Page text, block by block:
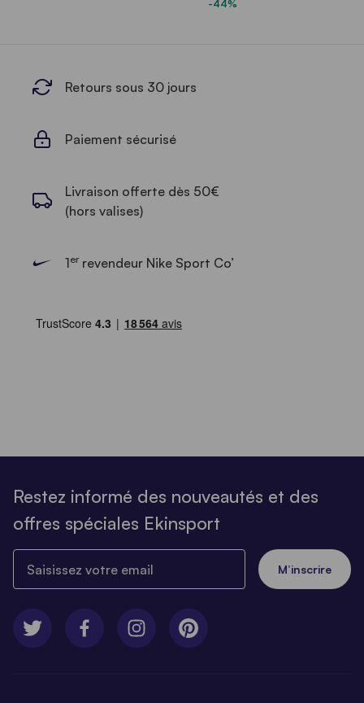
-44%
Retours sous 30 jours
Paiement sécurisé
Livraison offerte dès 50€
(hors valises)
1errevendeur Nike Sport Co’
Restez informé des nouveautés et des
offres spéciales Ekinsport
M’inscrire